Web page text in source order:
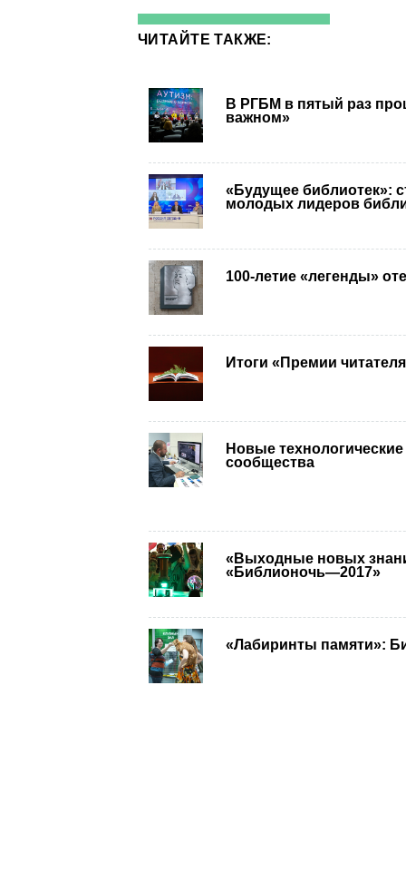
ЧИТАЙТЕ ТАКЖЕ:
В РГБМ в пятый раз
важном»
«Будущее библиотек»:
молодых лидеров
100-летие «легенды»
Итоги «Премии
Новые
сообщества
«Выходные новых
«Библионочь—2017»
«Лабиринты памяти»: